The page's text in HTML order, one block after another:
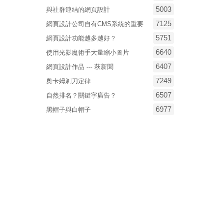
與社群連結的網頁設計 5003
網頁設計公司自有CMS系統的重要 7125
網頁設計功能越多越好？ 5751
使用光影魔術手大量縮小圖片 6640
網頁設計作品 --- 萩新聞 6407
奥卡姆剃刀定律 7249
自然排名？關鍵字廣告？ 6507
黑帽子與白帽子 6977